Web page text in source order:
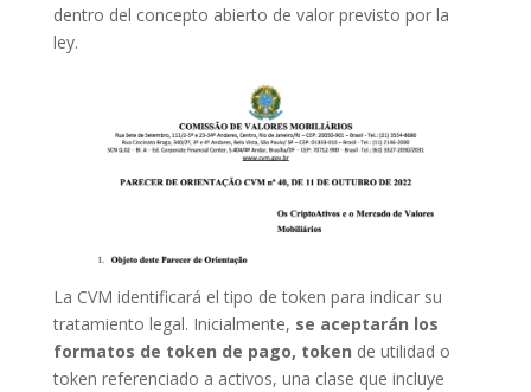
dentro del concepto abierto de valor previsto por la
ley.
La CVM identificará el tipo de token para indicar su
tratamiento legal. Inicialmente, se aceptarán los
formatos de token de pago, token de utilidad o
token referenciado a activos, una clase que incluye